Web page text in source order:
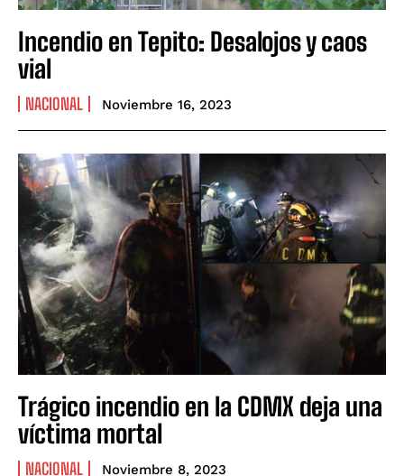
Incendio en Tepito: Desalojos y caos
vial
NACIONAL Noviembre 16, 2023
Trágico incendio en la CDMX deja una
víctima mortal
NACIONAL Noviembre 8, 2023